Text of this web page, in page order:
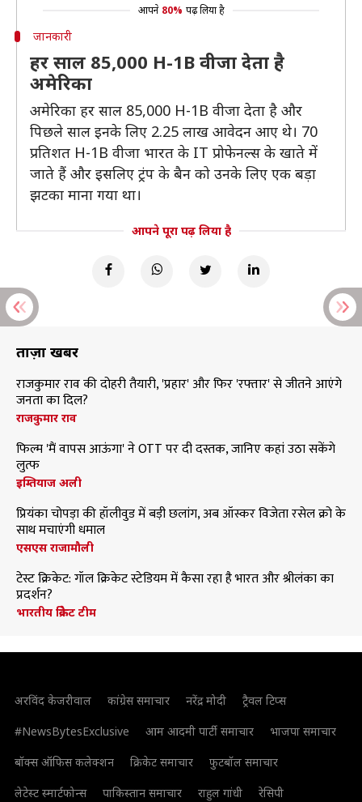
आपने 80% पढ़ लिया है
जानकारी
हर साल 85,000 H-1B वीजा देता है
अमेरिका
अमेरिका हर साल 85,000 H-1B वीजा देता है और
पिछले साल इनके लिए 2.25 लाख आवेदन आए थे। 70
प्रतिशत H-1B वीजा भारत के IT प्रोफेनल्स के खाते में
जाते हैं और इसलिए ट्रंप के बैन को उनके लिए एक बड़ा
झटका माना गया था।
आपने पूरा पढ़ लिया है
ताज़ा खबरें
राजकुमार राव की दोहरी तैयारी, 'प्रहार' और फिर 'रफ्तार' से जीतने आएंगे
जनता का दिल?
राजकुमार राव
फिल्म 'मैं वापस आऊंगा' ने OTT पर दी दस्तक, जानिए कहां उठा सकेंगे
लुत्फ
इम्तियाज अली
प्रियंका चोपड़ा की हॉलीवुड में बड़ी छलांग, अब ऑस्कर विजेता रसेल क्रो के
साथ मचाएंगी धमाल
एसएस राजामौली
टेस्ट क्रिकेट: गॉल क्रिकेट स्टेडियम में कैसा रहा है भारत और श्रीलंका का
प्रदर्शन?
भारतीय क्रिकेट टीम
अरविंद केजरीवाल कांग्रेस समाचार नरेंद्र मोदी
ट्रैवल टिप्स
#NewsBytesExclusive
आम आदमी पार्टी समाचार
भाजपा समाचार
बॉक्स ऑफिस कलेक्शन
क्रिकेट समाचार
फुटबॉल समाचार
लेटेस्ट स्मार्टफोन्स
पाकिस्तान समाचार राहुल गांधी रेसिपी